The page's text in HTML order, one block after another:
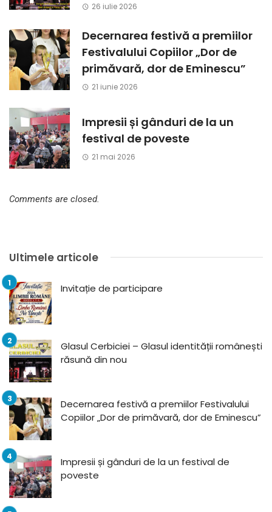
26 iulie 2026
Decernarea festivă a premiilor
Festivalului Copiilor „Dor de
primăvară, dor de Eminescu”
21 iunie 2026
Impresii și gânduri de la un
festival de poveste
21 mai 2026
Comments are closed.
Ultimele articole
Invitație de participare
Glasul Cerbiciei – Glasul identității românești
răsună din nou
Decernarea festivă a premiilor Festivalului
Copiilor „Dor de primăvară, dor de Eminescu”
Impresii și gânduri de la un festival de
poveste